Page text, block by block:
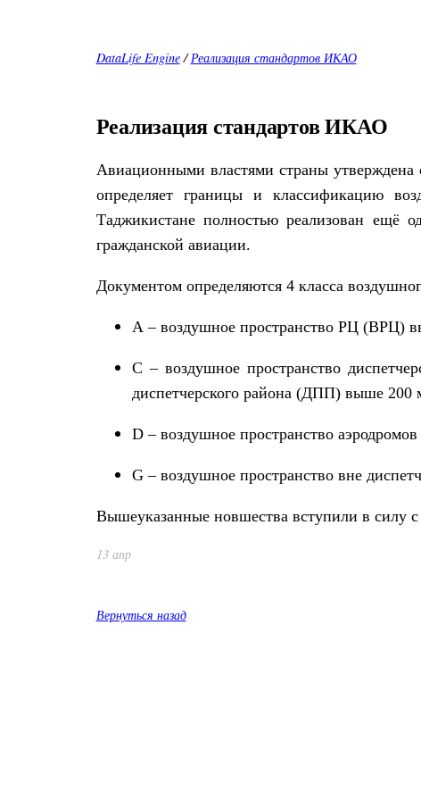
DataLife Engine/Реализация стандартов ИКАО
Реализация стандартов ИКАО
Авиационными властями страны
определяет границы и классификацию
Таджикистане полностью реализован ещё
гражданской авиации.
Документом определяются 4 класса
A – воздушное пространство РЦ (ВРЦ)
C – воздушное пространство
диспетчерского района (ДПП) выше
D– воздушное пространство
G– воздушное пространство вне
Вышеуказанные новшества вступили в силу с
13 апр
Вернуться назад